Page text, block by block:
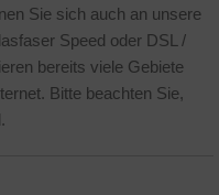
Sie sich auch an unsere
Speed oder DSL /
bereits viele Gebiete
Bitte beachten Sie,